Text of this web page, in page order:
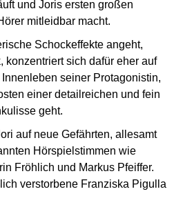
und Joris ersten großen
mitleidbar macht.
Schockeffekte angeht,
konzentriert sich dafür eher auf
seiner Protagonistin,
einer detailreichen und fein
geht.
auf neue Gefährten, allesamt
Hörspielstimmen wie
Fröhlich und Markus Pfeiffer.
verstorbene Franziska Pigulla